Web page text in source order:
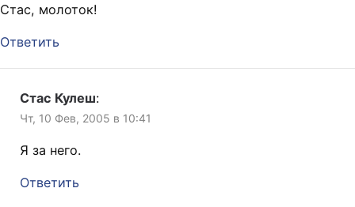
Стас, молоток!
Ответить
Стас Кулеш:
Чт, 10 Фев, 2005 в 10:41
Я за него.
Ответить